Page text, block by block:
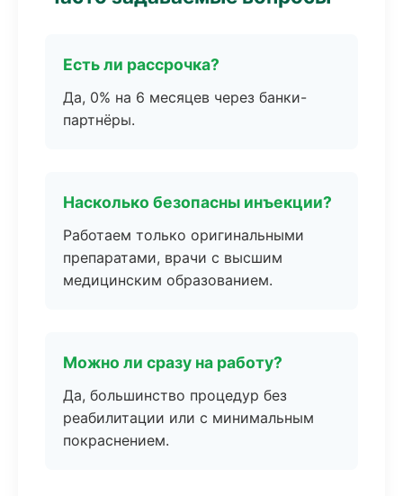
Есть ли рассрочка?
Да, 0% на 6 месяцев через банки-
партнёры.
Насколько безопасны инъекции?
Работаем только оригинальными
препаратами, врачи с высшим
медицинским образованием.
Можно ли сразу на работу?
Да, большинство процедур без
реабилитации или с минимальным
покраснением.